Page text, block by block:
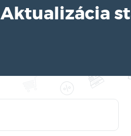
Aktualizácia